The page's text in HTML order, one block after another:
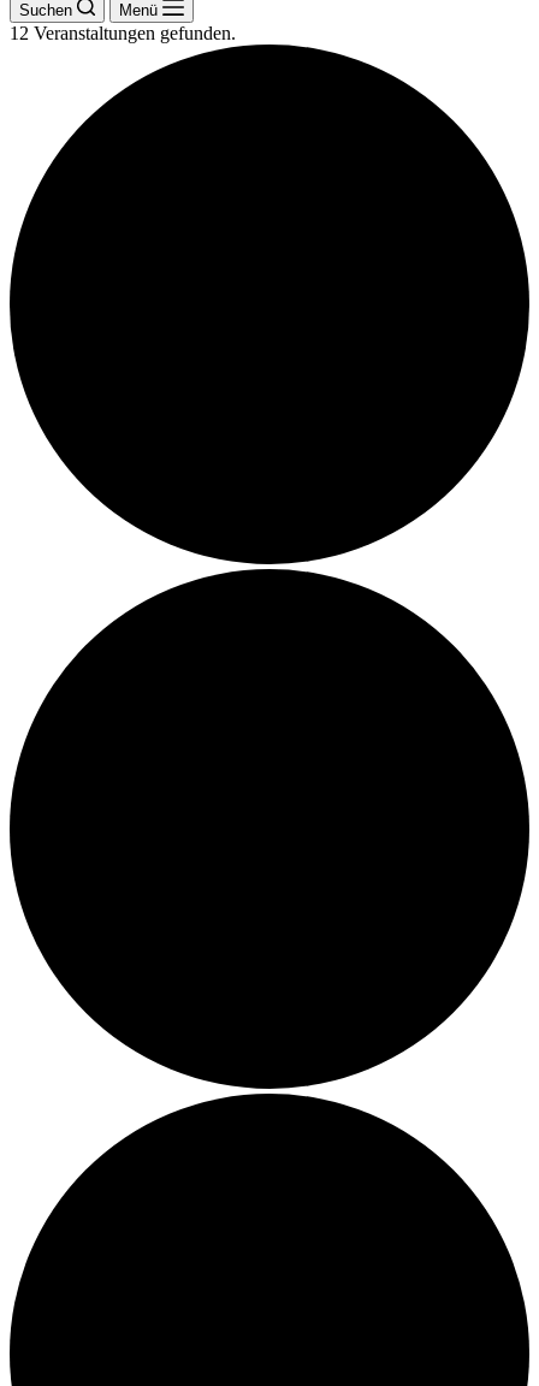
Suchen Menü
12 Veranstaltungen gefunden.